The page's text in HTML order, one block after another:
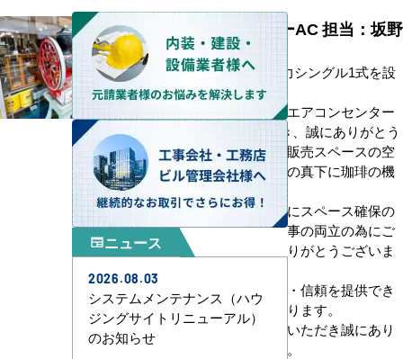
エアコンセンターAC 担当：坂野
天井カセット形4馬力シングル1式を設
置いたしました。
数ある業者の中からエアコンセンター
ACをお選びいただき、誠にありがとう
ございます。店舗の販売スペースの空
調機になり、空調機の真下に珈琲の機
械がありました。
工事に際して、事前にスペース確保の
段取りや、営業と工事の両立の為にご
協力を頂きましてありがとうございま
今後もお客様に安心・信頼を提供でき
るよう精進してまいります。
今回は取材にご協力いただき誠にあり
がとうございました。
newspaperニュース
2026.08.03
システムメンテナンス（ハウ
ジングサイトリニューアル）
のお知らせ